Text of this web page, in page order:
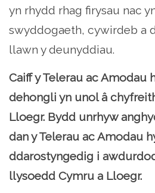
yn rhydd rhag firysau nac
swyddogaeth, cywirdeb a
llawn y deunyddiau.
Caiff y Telerau ac Amodau
dehongli yn unol â
Lloegr. Bydd unrhyw
dan y Telerau ac Amodau
ddarostyngedig i
llysoedd Cymru a Lloegr.